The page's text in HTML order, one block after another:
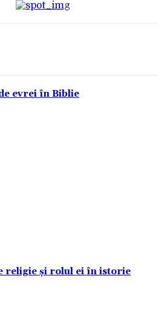
evrei în Biblie
religie și rolul ei în istorie